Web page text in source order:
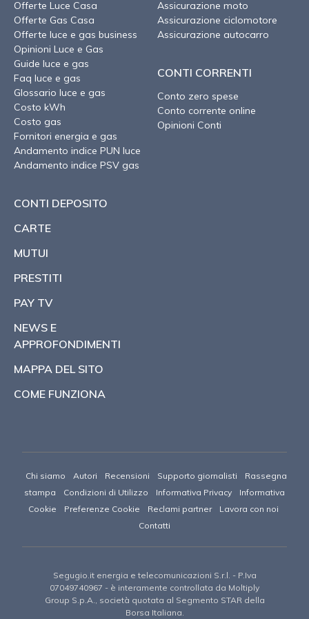
Offerte Luce Casa
Offerte Gas Casa
Offerte luce e gas business
Opinioni Luce e Gas
Guide luce e gas
Faq luce e gas
Glossario luce e gas
Costo kWh
Costo gas
Fornitori energia e gas
Andamento indice PUN luce
Andamento indice PSV gas
Assicurazione moto
Assicurazione ciclomotore
Assicurazione autocarro
CONTI CORRENTI
Conto zero spese
Conto corrente online
Opinioni Conti
CONTI DEPOSITO
CARTE
MUTUI
PRESTITI
PAY TV
NEWS E
APPROFONDIMENTI
MAPPA DEL SITO
COME FUNZIONA
Chi siamo Autori Recensioni Supporto giornalisti
Rassegna
stampa
Condizioni di Utilizzo Informativa Privacy
Informativa
Cookie
Preferenze Cookie Reclami partner
Lavora con noi
Contatti
Segugio.it energia e telecomunicazioni S.r.l. - P.Iva
07049740967 - è interamente controllata da Moltiply
Group S.p.A., società quotata al Segmento STAR della
Borsa Italiana.